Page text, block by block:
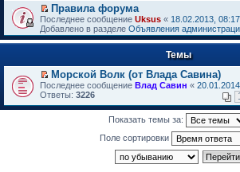
й
т
и
к
п
в
о
м
у
н
П
е
р
е
т
и
к
п
р
Правила форума
Последнее сообщение Uksus « 18.02.2013, 08:17
Добавлено в разделе Объявления
Темы
П
е
е
Морской Волк (от Влада Савина)
Последнее сообщение Влад Савин «
Ответы: 3226
Показать темы за:
Поле сортировки